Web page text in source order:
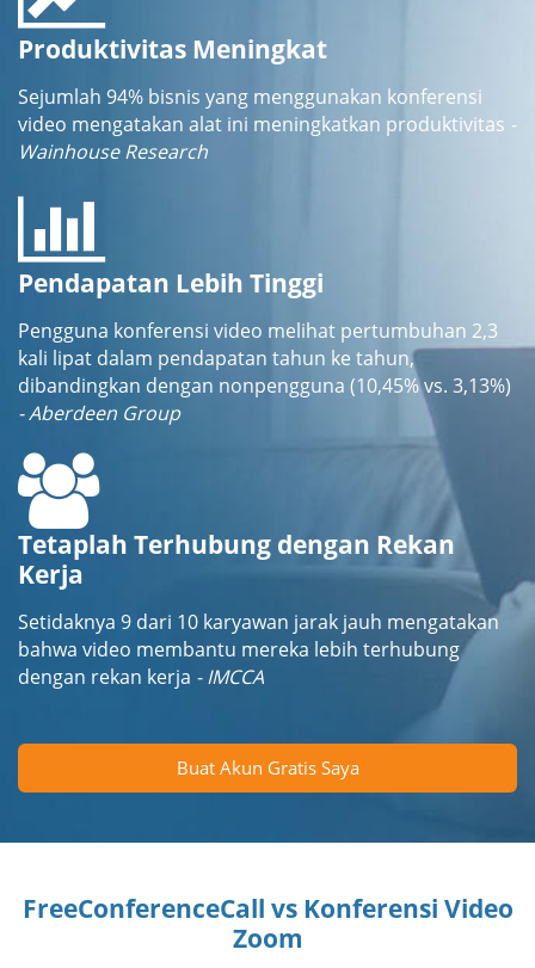
Produktivitas Meningkat
Sejumlah 94% bisnis yang menggunakan konferensi
video mengatakan alat ini meningkatkan produktivitas -
Wainhouse Research
Pendapatan Lebih Tinggi
Pengguna konferensi video melihat pertumbuhan 2,3
kali lipat dalam pendapatan tahun ke tahun,
dibandingkan dengan nonpengguna (10,45% vs. 3,13%)
- Aberdeen Group
Tetaplah Terhubung dengan Rekan
Kerja
Setidaknya 9 dari 10 karyawan jarak jauh mengatakan
bahwa video membantu mereka lebih terhubung
dengan rekan kerja - IMCCA
Buat Akun Gratis Saya
FreeConferenceCall vs Konferensi Video
Zoom